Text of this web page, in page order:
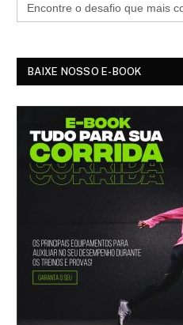
BAIXE NOSSO E-BOOK